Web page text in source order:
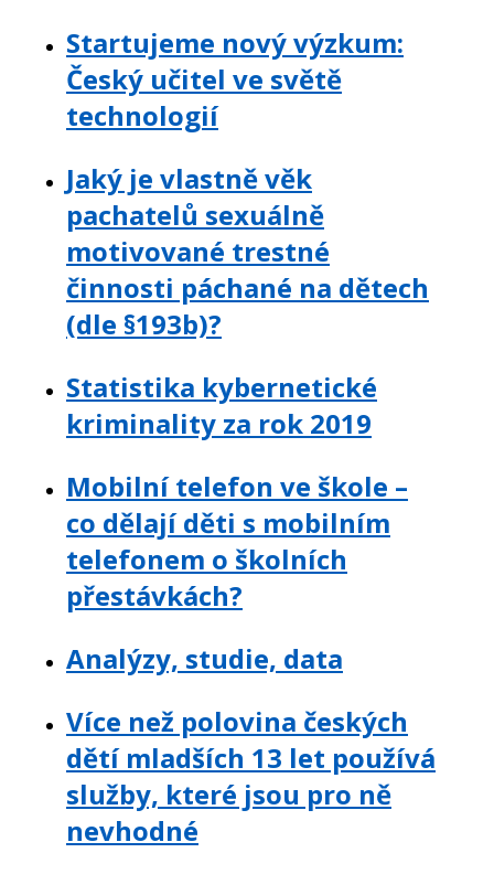
Startujeme nový výzkum:
Český učitel ve světě
technologií
Jaký je vlastně věk
pachatelů sexuálně
motivované trestné
činnosti páchané na dětech
(dle §193b)?
Statistika kybernetické
kriminality za rok 2019
Mobilní telefon ve škole –
co dělají děti s mobilním
telefonem o školních
přestávkách?
Analýzy, studie, data
Více než polovina českých
dětí mladších 13 let používá
služby, které jsou pro ně
nevhodné